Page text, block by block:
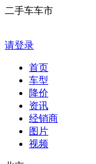
二手车车市
请登录
首页
车型
降价
资讯
经销商
图片
视频